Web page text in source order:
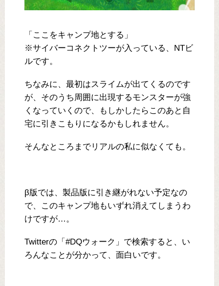
「ここをキャンプ地とする」
※サイバーコネクトツーが入っている、NTビ
ルです。
ちなみに、最初はスライムが出てくるのです
が、そのうち周囲に出現するモンスターが強
くなっていくので、もしかしたらこのあと自
宅に引きこもりになるかもしれません。
そんなところまでリアルの私に似なくても。
β版では、製品版に引き継がれない予定なの
で、このキャンプ地もいずれ消えてしまうわ
けですが…。
Twitterの「#DQウォーク」で検索すると、い
ろんなことが分かって、面白いです。